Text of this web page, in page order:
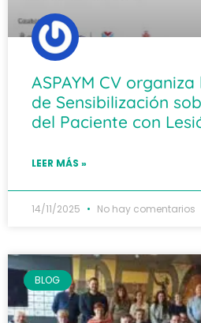
ASPAYM CV
de Sensibilización
del Paciente con
LEER MÁS »
14/11/2025 No hay comentarios
BLOG